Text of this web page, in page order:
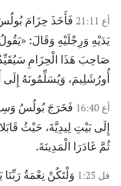
أع 21:11
فَأَخَذَ حِزَامَ
يَدَيْهِ وَرِجْلَيْهِ وَقَالَ:
صَاحِبَ هَذَا الْحِزَامِ
أُورُشَلِيمَ، وَيُسَلِّمُونَهُ إِلَى
أع 16:40
فَخَرَجَ بُولُسُ
إِلَى بَيْتِ لِيدِيَّةَ، حَيْثُ
ثُمَّ غَادَرَا الْمَدِينَةَ.
فل 1:25
وَلْتَكُنْ نِعْمَةُ